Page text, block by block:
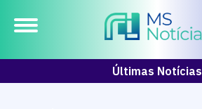
Últimas Notícias